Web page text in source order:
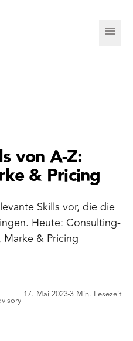
von A-Z:
& Pricing
Skills vor, die die
Heute: Consulting-
& Pricing
17. Mai 20233 Min. Lesezeit